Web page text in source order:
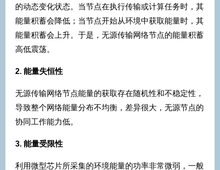
的动态变化状态。当节点在执行传输或计算任务时，其
能量积蓄会降低；当节点开始从环境中获取能量时，其
能量积蓄会上升。于是，无源传输网络节点的能量积蓄
高低震荡。
2. 能量失恒性
无源传输网络节点能量的获取存在随机性和不稳定性，
导致整个网络能量分布不均衡，差异很大，无源节点的
协同工作能力低。
3. 能量受限性
利用微型芯片所采集的环境能量的功率非常微弱，一般